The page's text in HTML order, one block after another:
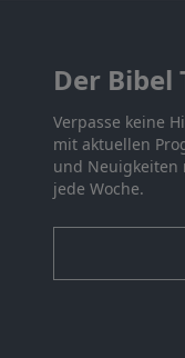
Der Bibel
Verpasse keine
mit aktuellen
und Neuigkeiten
jede Woche.